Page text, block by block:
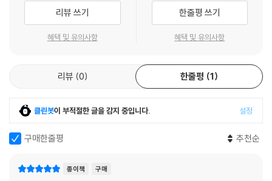
리뷰 쓰기
혜택 및 유의사항
한줄평 쓰기
혜택 및 유의사항
리뷰 0 한줄평 1
클린봇이 부적절한 글을 감지 중입니다. 설정
구매한줄평 추천순
종이책 구매